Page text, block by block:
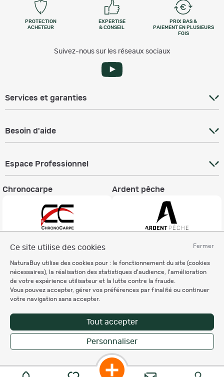
Fermer
Ce site utilise des cookies
NaturaBuy utilise des cookies pour : le fonctionnement du site (cookies
nécessaires), la réalisation des statistiques d'audience, l'amélioration
de votre expérience utilisateur et la lutte contre la fraude.
Vous pouvez accepter, gérer vos préférences par finalité ou continuer
votre navigation sans accepter.
Tout accepter
Personnaliser
PROTECTION
ACHETEUR
EXPERTISE
& CONSEIL
PRIX BAS &
PAIEMENT EN PLUSIEURS
FOIS
Suivez-nous sur les réseaux sociaux
Services et garanties
Besoin d'aide
Espace Professionnel
Chronocarpe Ardent pêche
Charte éthique
Mentions légales
Règlement & Conditions d'utilisation
Politique de protection
des données personnelles
Personnalisation des cookies
Copyright © 2007-2026 NaturaBuy. Tous droits réservés. N°CNIL: 1239459.
Les marques commerciales mentionnées appartiennent à leurs propriétaires
respectifs in 0.074 s
Suggestions de recherche